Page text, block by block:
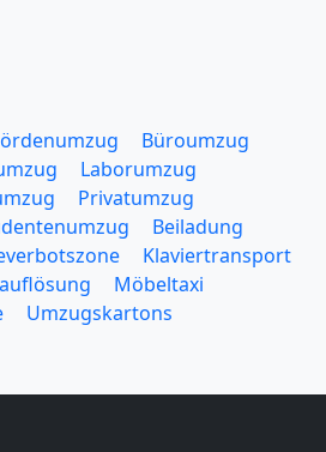
Büroumzug
Laborumzug
Privatumzug
Beiladung
Klaviertransport
Möbeltaxi
Umzugskartons